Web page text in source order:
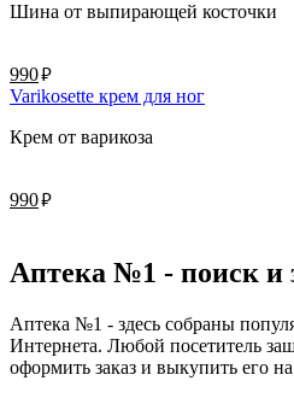
Шина от выпирающей косточки
990руб.
Varikosette крем для ног
Крем от варикоза
990руб.
Аптека №1 - поиск и
Аптека №1 - здесь собраны
Интернета. Любой посетитель
оформить заказ и выкупить его